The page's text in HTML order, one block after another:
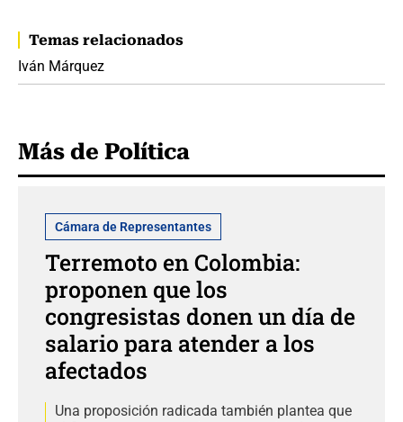
Temas relacionados
Iván Márquez
Más de Política
Cámara de Representantes
Terremoto en Colombia:
proponen que los
congresistas donen un día de
salario para atender a los
afectados
Una proposición radicada también plantea que